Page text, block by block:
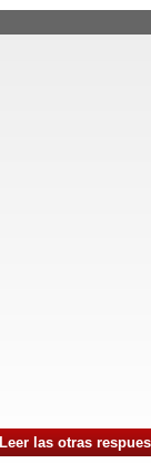
Leer las otras